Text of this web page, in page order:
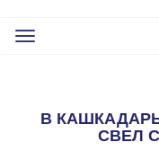
Toggle
В
СВЕЛ